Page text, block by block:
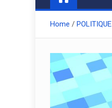
Home POLITIQUE